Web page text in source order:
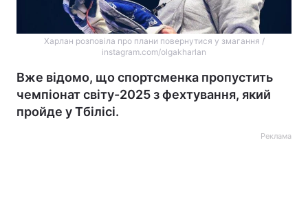
Харлан розповіла про плани повернутися у змагання /
instagram.com/olgakharlan
Вже відомо, що спортсменка пропустить
чемпіонат світу-2025 з фехтування, який
пройде у Тбілісі.
Реклама